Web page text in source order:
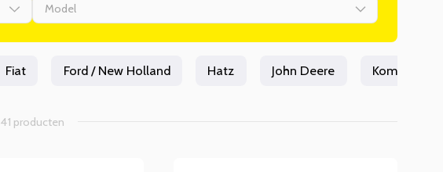
Model
Fiat Ford / New Holland Hatz John Deere Komatsu
41 producten